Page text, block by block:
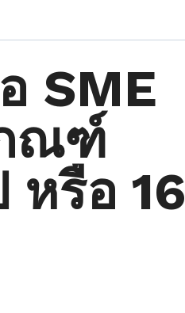
SME
ณฑ์
หรือ 16